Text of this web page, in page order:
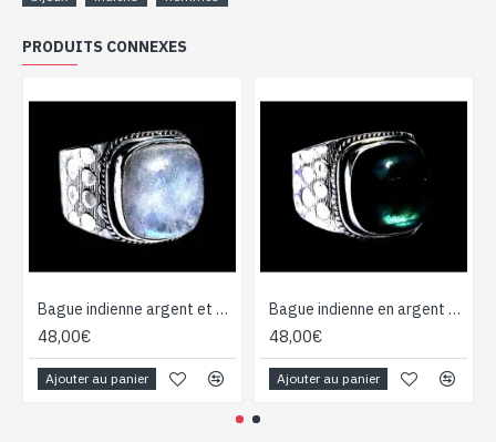
PRODUITS CONNEXES
Bague indienne argent et Pierre de Lune - Bijoux indiens
48,00€
Ajouter au panier
Bague indienne en argent et Labradorite - Bijoux indiens
48,00€
Ajouter au panier